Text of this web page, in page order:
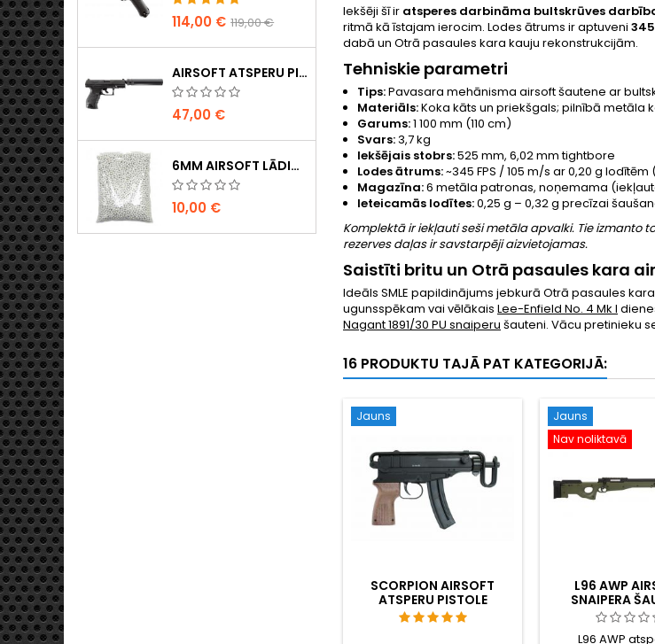
114,00 € 119,00 €
AIRSOFT ATSPERU PISTOLE WALTHER PPQ NAVY AR KLUSINĀTĀJU
47,00 €
6MM AIRSOFT LĀDIŅI - 2000 GAB., 0,20G, AUGSTAS KVALITĀTES
10,00 €
Iekšēji šī ir atsperes darbināma bultskrūves
ritmā kā īstajam ierocim. Lodes ātrums ir aptuveni
dabā un Otrā pasaules kara kauju rekonstrukcijām.
Tehniskie parametri
Tips:Pavasara mehānisma airsoft šautene ar
Materiāls:Koka kāts un priekšgals; pilnībā metāla
Garums:1 100 mm (110 cm)
Svars:3,7 kg
Iekšējais stobrs:525 mm, 6,02 mm tightbore
Lodes ātrums:~345 FPS / 105 m/s ar 0,20 g lodītēm
Magazīna:6 metāla patronas, noņemama
Ieteicamās lodītes:0,25 g – 0,32 g precīzai
Komplektā ir iekļauti seši metāla apvalki. Tie izmanto
rezerves daļas ir savstarpēji aizvietojamas.
Saistīti britu un Otrā pasaules kara
Ideāls SMLE papildinājums jebkurā Otrā pasaules
ugunsspēkam vai vēlākais Lee-Enfield No. 4 Mk I
Nagant 1891/30 PU snaiperu šauteni. Vācu pretinieku
16 PRODUKTU TAJĀ PAT KATEGORIJĀ:
Jauns
SCORPION AIRSOFT
ATSPERU PISTOLE
Jauns
Nav noliktavā
L96 AWP
SNAIPERA
L96 AWP